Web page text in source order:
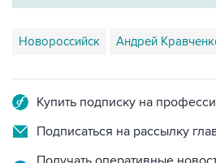
Новороссийск Андрей
Купить подписку на
Подписаться на рассылку